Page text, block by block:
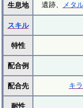
生息地 遺跡、 メタ
スキル
特性
配合例
配合先 キ
耐性